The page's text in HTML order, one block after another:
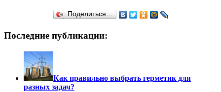
Поделиться…
Последние публикации:
Как правильно выбрать герметик для
разных задач?